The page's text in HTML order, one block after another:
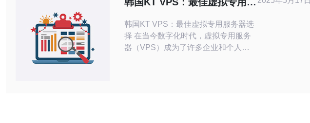
韩国KT VPS：最佳虚拟专用服务器选
择 在当今数字化时代，虚拟专用服务
器（VPS）成为了许多企业和个人网